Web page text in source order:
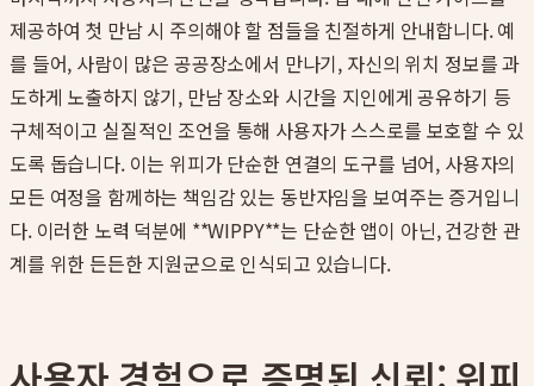
제공하여 첫 만남 시 주의해야 할 점들을 친절하게 안내합니다. 예
를 들어, 사람이 많은 공공장소에서 만나기, 자신의 위치 정보를 과
도하게 노출하지 않기, 만남 장소와 시간을 지인에게 공유하기 등
구체적이고 실질적인 조언을 통해 사용자가 스스로를 보호할 수 있
도록 돕습니다. 이는 위피가 단순한 연결의 도구를 넘어, 사용자의
모든 여정을 함께하는 책임감 있는 동반자임을 보여주는 증거입니
다. 이러한 노력 덕분에 **WIPPY**는 단순한 앱이 아닌, 건강한 관
계를 위한 든든한 지원군으로 인식되고 있습니다.